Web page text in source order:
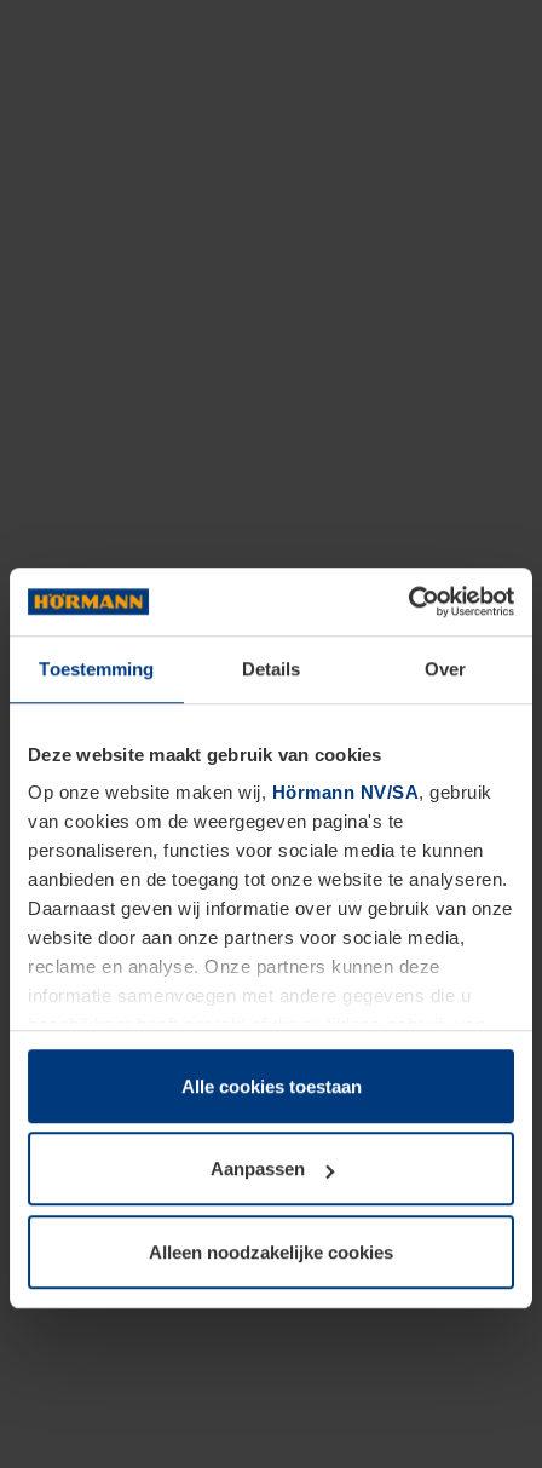
Toestemming Details Over
Deze website maakt gebruik van cookies
Op onze website maken wij, Hörmann NV/SA, gebruik
van cookies om de weergegeven pagina's te
personaliseren, functies voor sociale media te kunnen
aanbieden en de toegang tot onze website te analyseren.
Daarnaast geven wij informatie over uw gebruik van onze
website door aan onze partners voor sociale media,
reclame en analyse. Onze partners kunnen deze
informatie samenvoegen met andere gegevens die u
hun diensten hebben verzameld.
Juridisch hebben wij het recht om cookies op uw
van deze pagina's absoluut vereist is. Voor alle andere
soorten cookies is uw toestemming benodigd. Uw
toestemming kunt u op elk moment bij de uitleg van de
wijzigen of herroepen.
Alle cookies toestaan
Aanpassen
Alleen noodzakelijke cookies